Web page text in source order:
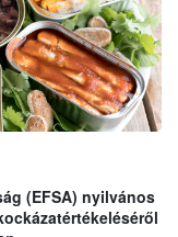
(EFSA) nyilvános